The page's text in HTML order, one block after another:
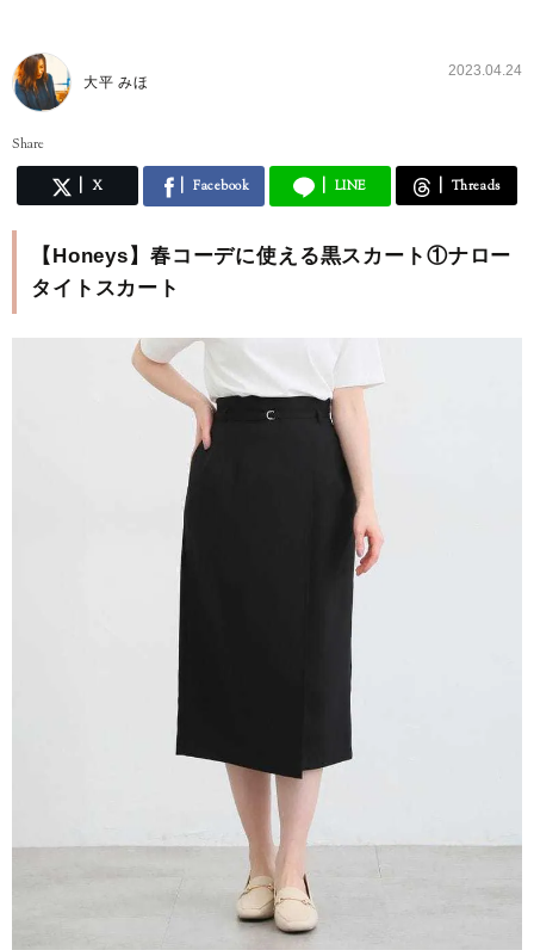
大平 みほ
2023.04.24
Share
X Facebook LINE Threads
【Honeys】春コーデに使える黒スカート①ナロー
タイトスカート